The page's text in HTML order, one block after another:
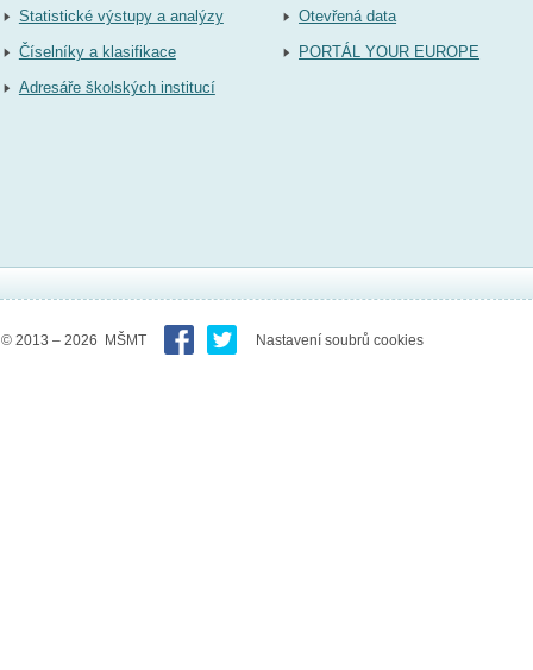
Statistické výstupy a analýzy
Číselníky a klasifikace
Adresáře školských institucí
Otevřená data
PORTÁL YOUR EUROPE
© 2013 – 2026 MŠMT Nastavení soubrů cookies